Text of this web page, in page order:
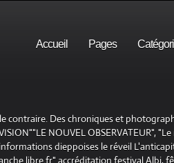
Accueil Pages
contraire. Des chroniques et
NOUVEL OBSERVATEUR",
dieppoises le réveil
libre.fr" accréditation festival Albi,